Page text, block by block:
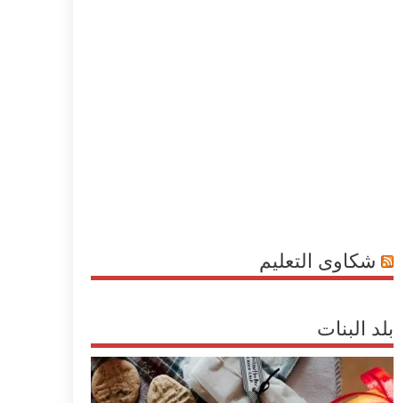
شكاوى التعليم
بلد البنات